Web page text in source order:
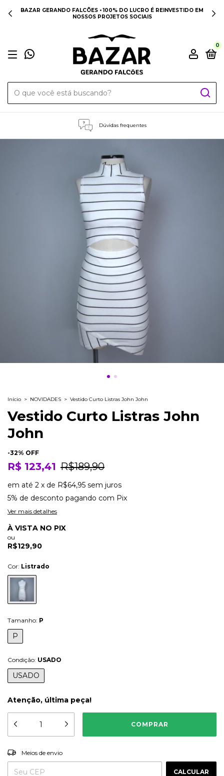
BAZAR GERANDO FALCÕES • 100% DO LUCRO É REINVESTIDO EM
NOSSOS PROJETOS SOCIAIS
0
Dúvidas frequentes
Início > NOVIDADES > Vestido Curto Listras John John
Vestido Curto Listras John
John
-32% OFF
R$ 123,41 R$189,90
em até 2 x de R$64,95 sem juros
5% de desconto pagando com Pix
Ver mais detalhes
À VISTA NO PIX
ou
R$129,90
Cor: Listrado
Tamanho: P
P
Condição: USADO
USADO
Atenção, última peça!
Entregas para o CEP:
Meios de envio
CALCULAR